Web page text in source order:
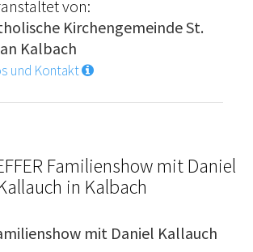
von:
Kirchengemeinde St.
Kalbach
und Kontakt
Familienshow mit Daniel
in Kalbach
mit Daniel Kallauch